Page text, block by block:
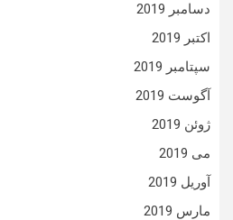
دسامبر 2019
اکتبر 2019
سپتامبر 2019
آگوست 2019
ژوئن 2019
می 2019
آوریل 2019
مارس 2019